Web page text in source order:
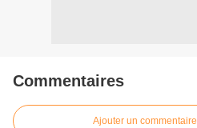
Commentaires
Ajouter un commentaire